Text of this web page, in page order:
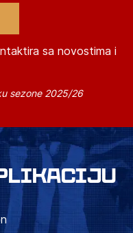
sa novostima i
sezone 2025/26